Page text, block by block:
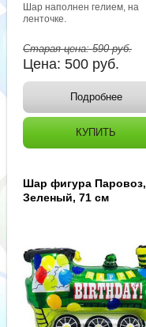
Шар наполнен гелием, на
ленточке.
Старая цена:590руб.
Цена:500 руб.
Подробнее
КУПИТЬ
Шар фигура Паровоз,
Зеленый, 71 см